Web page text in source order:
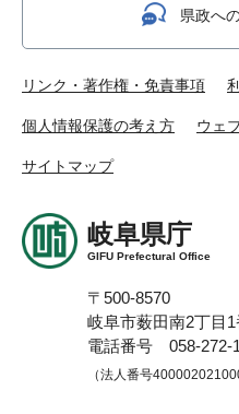
県政へ
リンク・著作権・免責事項
個人情報保護の考え方 ウェ
サイトマップ
岐阜県庁
GIFU Prefectural Office
〒500-8570
岐阜市薮田南2丁目
電話番号 058-272-
（法人番号